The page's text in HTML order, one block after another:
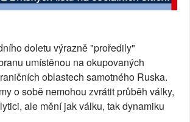
doletu výrazně "proředily"
umístěnou na okupovaných
oblastech samotného Ruska.
o sobě nemohou zvrátit průběh války,
ale mění jak válku, tak dynamiku